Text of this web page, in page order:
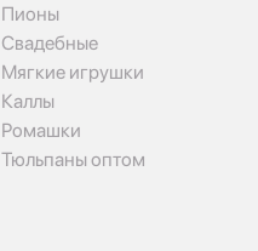
Пионы
Свадебные
Мягкие игрушки
Каллы
Ромашки
Тюльпаны оптом